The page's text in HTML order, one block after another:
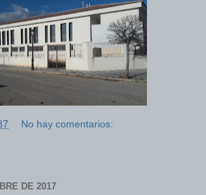
No hay comentarios:
DE 2017